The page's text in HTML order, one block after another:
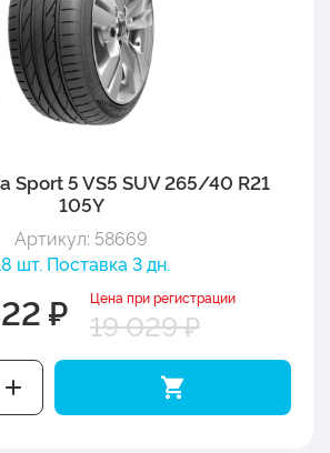
Sport 5 VS5 SUV 265/40 R21
105Y
Артикул: 58669
шт. Поставка 3 дн.
₽ Цена при регистрации
19 029 ₽